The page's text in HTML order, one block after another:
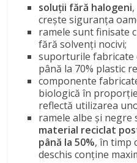
soluții fără halogeni
crește siguranța
ramele sunt finisate
fără solvenți nocivi;
suporturile fabricate
până la 70% plastic
componente
biologică în proporție
reflectă utilizarea
ramele albe și
material reciclat
până la 50%, în timp
deschis conține